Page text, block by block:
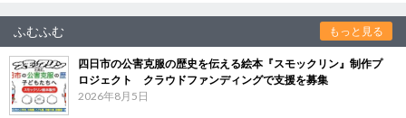
ふむふむ もっと見る
四日市の公害克服の歴史を伝える絵本『スモックリン』制作プ
ロジェクト クラウドファンディングで支援を募集
2026年8月5日